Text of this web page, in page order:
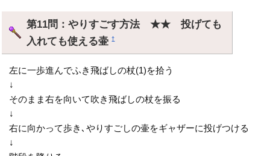
第11問：やりすごす方法 ★★ 投げても
入れても使える壷†
左に一歩進んでふき飛ばしの杖(1)を拾う
↓
そのまま右を向いて吹き飛ばしの杖を振る
↓
右に向かって歩き､やりすごしの壷をギャザーに投げつける
↓